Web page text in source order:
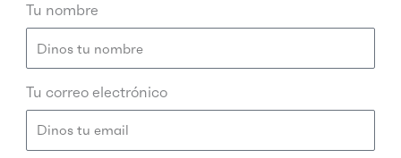
Tu nombre
Tu correo electrónico